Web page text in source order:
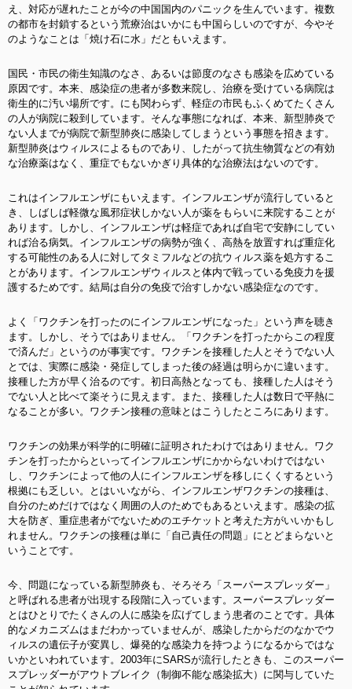
え、対応が遅れたことが今の中国国内のパニックを生んでいます。複数
の都市を封鎖するという荒療治はいかにも中国らしいのですが、今やそ
のようなことは「焼け石に水」だともいえます。
国民・市民の衛生知識のなさ、あるいは節度のなさも感染を広めている
原因です。本来、感染症の患者が多数来院し、治療を受けている病院は
衛生的に汚い場所です。にも関わらず、軽症の市民もふくめてたくさん
の人が病院に殺到しています。そんな事態になれば、本来、新型肺炎で
ない人までが病院で新型肺炎に感染してしまうという事態を招きます。
新型肺炎はウィルスによるものであり、したがって抗生物質などの有効
な治療薬はなく、重症でもないかぎり具体的な治療法はないのです。
これはインフルエンザにもいえます。インフルエンザが流行していると
き、しばしば軽微な風邪症状しかない人が薬をもらいに来院することが
あります。しかし、インフルエンザは軽症であれば自宅で安静にしてい
れば治る病気。インフルエンザの病勢が強く、高熱を放置すれば重症化
する可能性のある人に対してタミフルなどの抗ウィルス薬を処方するこ
とがあります。インフルエンザウィルスと体内で戦っている免疫力を援
護するためです。結局は自分の免疫で治すしかない感染症なのです。
よく「ワクチンを打ったのにインフルエンザになった」という声を聴き
ます。しかし、そうではありません。「ワクチンを打ったからこの程度
で済んだ」というのが事実です。ワクチンを接種した人とそうでない人
とでは、実際に感染・発症してしまった後の経過は明らかに違います。
接種した方が早く治るのです。初日高熱となっても、接種した人はそう
でない人と比べて楽そうに見えます。また、接種した人は数日で平熱に
なることが多い。ワクチン接種の意味とはこうしたところにあります。
ワクチンの効果が科学的に明確に証明されたわけではありません。ワク
チンを打ったからといってインフルエンザにかからないわけではない
し、ワクチンによって他の人にインフルエンザを移しにくくするという
根拠にも乏しい。とはいいながら、インフルエンザワクチンの接種は、
自分のためだけではなく周囲の人のためでもあるといえます。感染の拡
大を防ぎ、重症患者がでないためのエチケットと考えた方がいいかもし
れません。ワクチンの接種は単に「自己責任の問題」にとどまらないと
いうことです。
今、問題になっている新型肺炎も、そろそろ「スーパースプレッダー」
と呼ばれる患者が出現する段階に入っています。スーパースプレッダー
とはひとりでたくさんの人に感染を広げてしまう患者のことです。具体
的なメカニズムはまだわかっていませんが、感染したからだのなかでウ
ィルスの遺伝子が変異し、爆発的な感染力を持つようになるからではな
いかといわれています。2003年にSARSが流行したときも、このスーパー
スプレッダーがアウトブレイク（制御不能な感染拡大）に関与していた